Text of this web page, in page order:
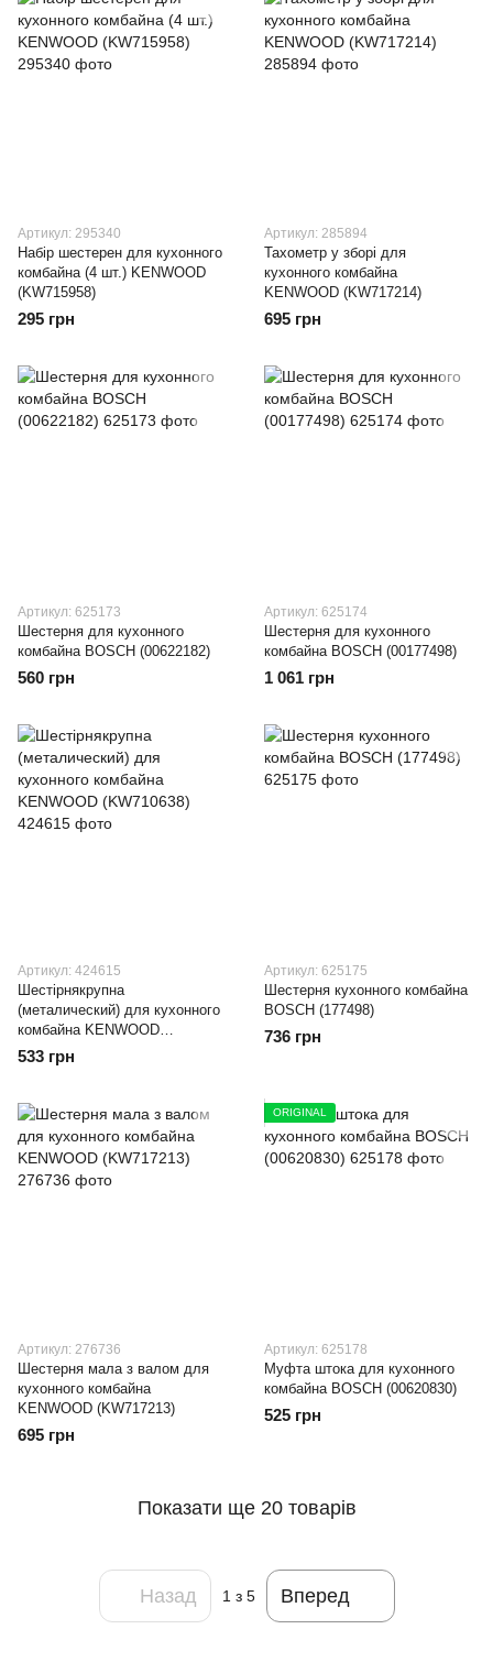
Артикул: 295340
Набір шестерен для кухонного
комбайна (4 шт.) KENWOOD
(KW715958)
295 грн
Артикул: 285894
Тахометр у зборі для
кухонного комбайна
KENWOOD (KW717214)
695 грн
Артикул: 625173
Шестерня для кухонного
комбайна BOSCH (00622182)
560 грн
Артикул: 625174
Шестерня для кухонного
комбайна BOSCH (00177498)
1 061 грн
Артикул: 424615
Шестірнякрупна
(металический) для кухонного
комбайна KENWOOD
(KW710638)
533 грн
Артикул: 625175
Шестерня кухонного комбайна
BOSCH (177498)
736 грн
Артикул: 276736
Шестерня мала з валом для
кухонного комбайна
KENWOOD (KW717213)
695 грн
ORIGINAL
Артикул: 625178
Муфта штока для кухонного
комбайна BOSCH (00620830)
525 грн
Показати ще 20 товарів
Назад 1 з 5 Вперед